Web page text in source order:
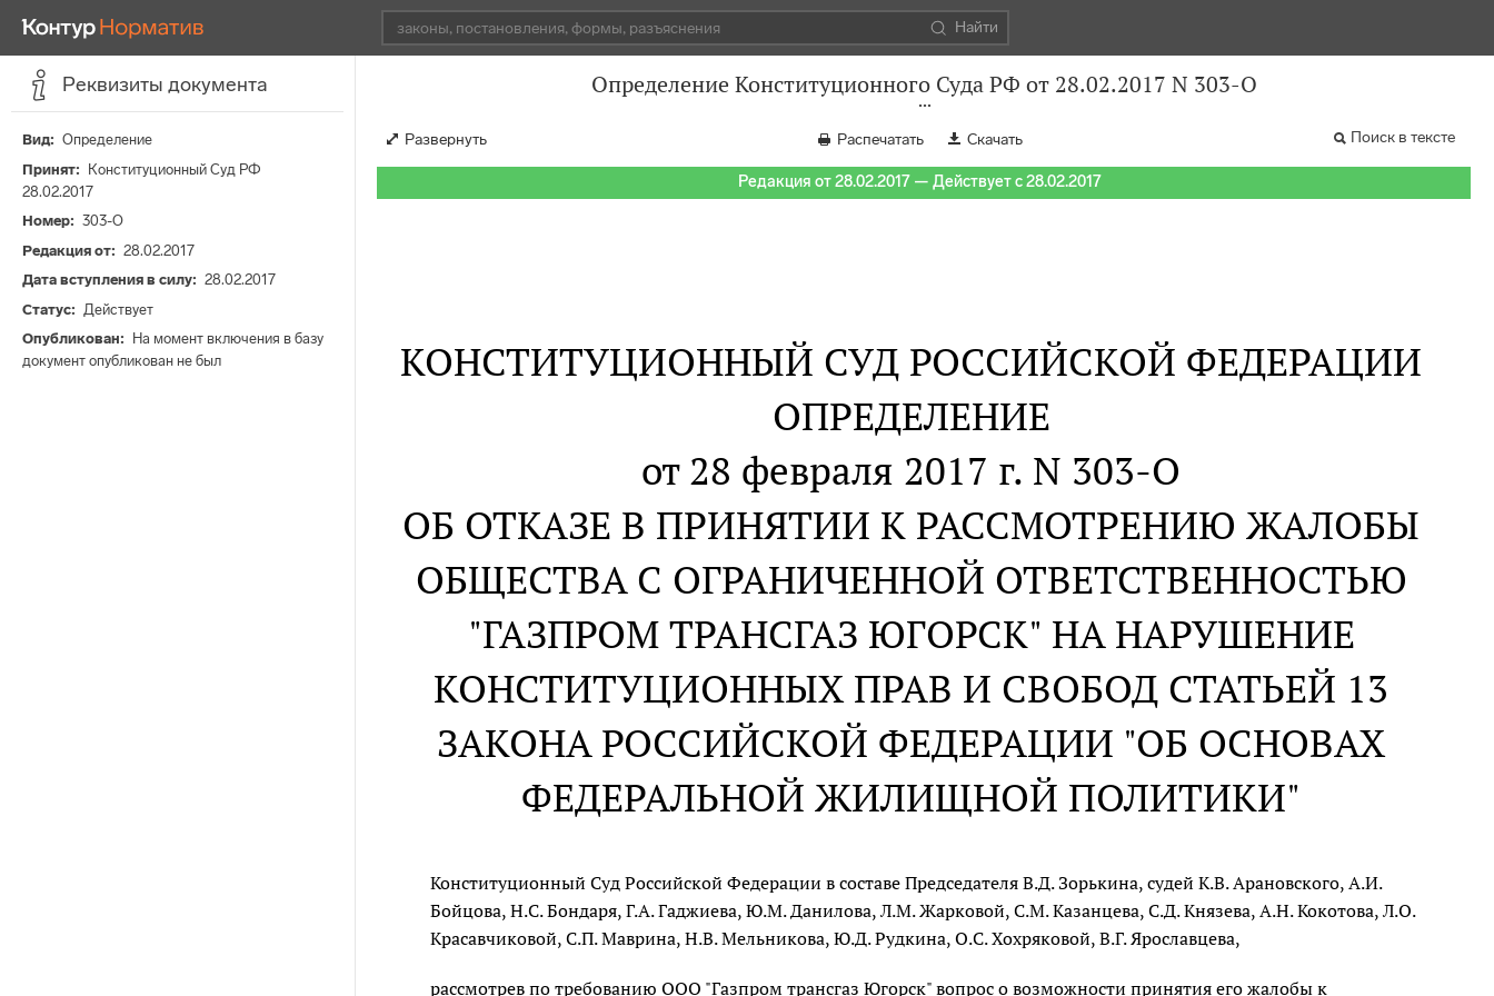
Найти
Реквизиты документа
Вид
Определение
Принят
Конституционный Суд РФ
28.02.2017
Номер
303-О
Редакция от
28.02.2017
Дата вступления в силу
28.02.2017
Статус
Действует
Опубликован
На момент включения в базу
документ опубликован не был
Определение Конституционного Суда РФ от 28.02.2017 N 303-О
Развернуть Распечатать Скачать Поиск в тексте
Редакция от 28.02.2017 — Действует с 28.02.2017
КОНСТИТУЦИОННЫЙ СУД РОССИЙСКОЙ ФЕДЕРАЦИИ
ОПРЕДЕЛЕНИЕ
от 28 февраля 2017 г. N 303-О
ОБ ОТКАЗЕ В ПРИНЯТИИ К РАССМОТРЕНИЮ ЖАЛОБЫ
ОБЩЕСТВА С ОГРАНИЧЕННОЙ ОТВЕТСТВЕННОСТЬЮ
"ГАЗПРОМ ТРАНСГАЗ ЮГОРСК" НА НАРУШЕНИЕ
КОНСТИТУЦИОННЫХ ПРАВ И СВОБОД СТАТЬЕЙ 13
ЗАКОНА РОССИЙСКОЙ ФЕДЕРАЦИИ "ОБ ОСНОВАХ
ФЕДЕРАЛЬНОЙ ЖИЛИЩНОЙ ПОЛИТИКИ"
Конституционный Суд Российской Федерации в составе Председателя В.Д. Зорькина, судей К.В. Арановского, А.И.
Бойцова, Н.С. Бондаря, Г.А. Гаджиева, Ю.М. Данилова, Л.М. Жарковой, С.М. Казанцева, С.Д. Князева, А.Н. Кокотова, Л.О.
Красавчиковой, С.П. Маврина, Н.В. Мельникова, Ю.Д. Рудкина, О.С. Хохряковой, В.Г. Ярославцева,
рассмотрев по требованию ООО "Газпром трансгаз Югорск" вопрос о возможности принятия его жалобы к